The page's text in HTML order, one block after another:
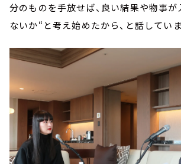
分のものを手放せば、良い結果や物事
ないか“と考え始めたから、と話していま